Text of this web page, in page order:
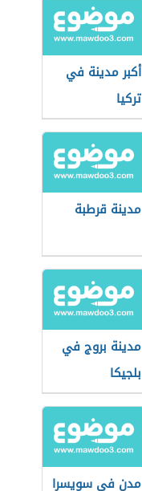
أكبر مدينة في
تركيا
مدينة قرطبة
مدينة بروج في
بلجيكا
مدن في سويسرا